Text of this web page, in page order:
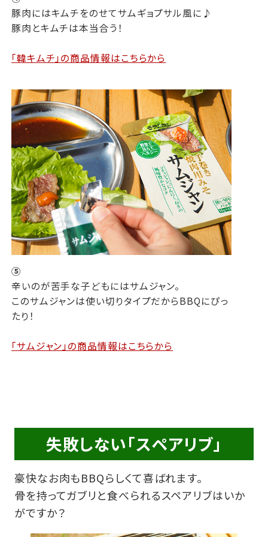
豚肉にはキムチをのせてサムギョプサル風に♪
豚肉とキムチは本当合う！
「韓キムチ」の商品情報はこちらから
⑤
辛いのが苦手な子どもにはサムジャン。
このサムジャンは使い切りタイプだからBBQにぴっ
たり！
「サムジャン」の商品情報はこちらから
失敗しない「スペアリブ」
豪快なお肉もBBQらしくて喜ばれます。
骨を持ってガブリと食べられるスペアリブはいか
がですか？